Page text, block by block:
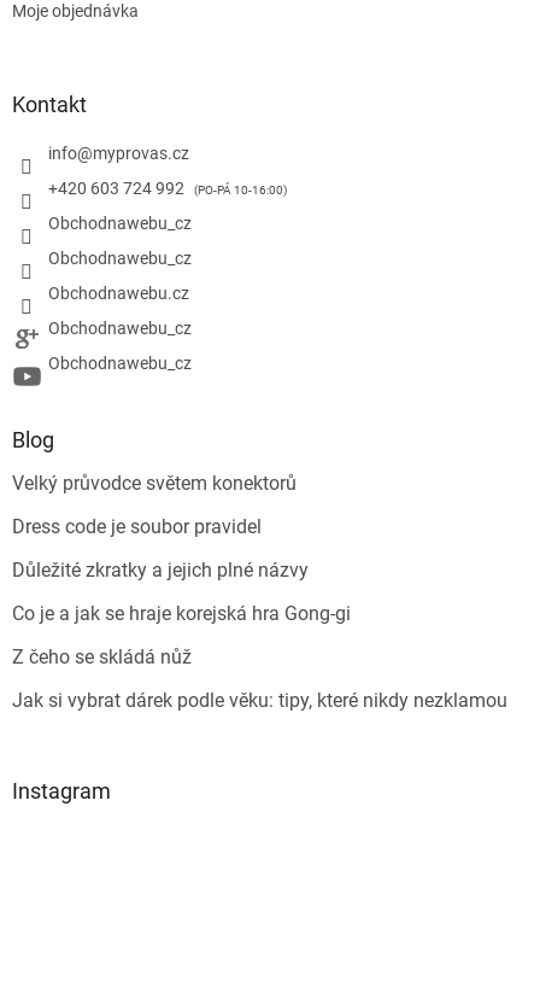
Moje objednávka
Kontakt
info@myprovas.cz
+420 603 724 992
Obchodnawebu_cz
Obchodnawebu_cz
Obchodnawebu.cz
Obchodnawebu_cz
Obchodnawebu_cz
Blog
Velký průvodce světem konektorů
Dress code je soubor pravidel
Důležité zkratky a jejich plné názvy
Co je a jak se hraje korejská hra Gong-gi
Z čeho se skládá nůž
Jak si vybrat dárek podle věku: tipy, které nikdy nezklamou
Instagram